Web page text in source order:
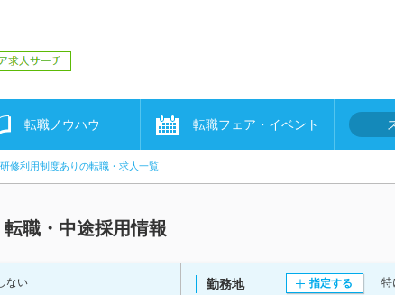
転職ノウハウ 転職フェア・イベント
修利用制度ありの転職・求人一覧
職・中途採用情報
ない 勤務地 指定する 特